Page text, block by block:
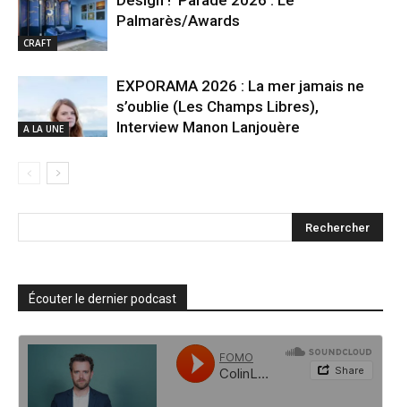
CRAFT
Palmarès/Awards
A LA UNE
EXPORAMA 2026 : La mer jamais ne
s’oublie (Les Champs Libres),
Interview Manon Lanjouère
Écouter le dernier podcast